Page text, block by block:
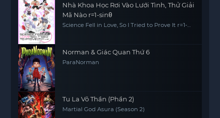
Nhà Khoa Học Rơi Vào Lưới Tình, Thử Giải
Mã Nào r=1-sinθ
Science Fell in Love, So I Tried to Prove It r=1-
Norman & Giác Quan Thứ 6
ParaNorman
Tu La Võ Thần (Phần 2)
Martial God Asura (Season 2)